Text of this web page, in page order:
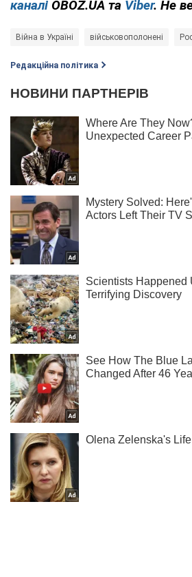
каналі OBOZ.UA та Viber. Не
Війна в Україні військовополонені
Редакційна політика